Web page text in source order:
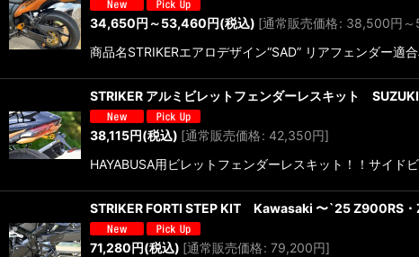
34,650円 ～53,460円(税込) [通常販売価格: 38,500円
商品名STRIKERエアロデザイン“SAD” リアフェンダー
STRIKER アルミビレットフェンダーレスキット
38,115円(税込) [通常販売価格: 42,350円]
HAYABUSA用ビレットフェンダーレスキット！！サイ
STRIKER FORTI STEP KIT Kawasaki 〜`25 Z900RS
71,280円(税込) [通常販売価格: 79,200円]